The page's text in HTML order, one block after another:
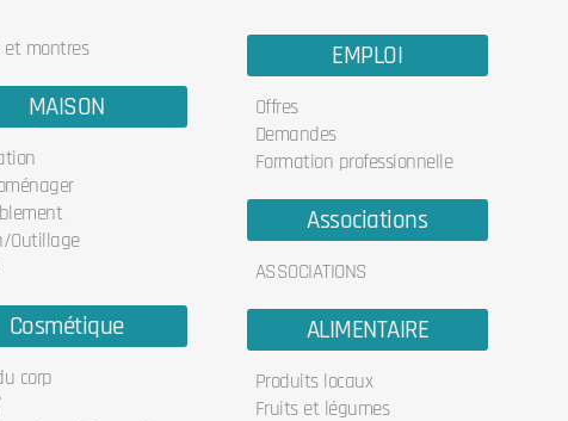
et montres
MAISON
Outillage
Cosmétique
corp
EMPLOI
Offres
Demandes
Formation professionnelle
Associations
ASSOCIATIONS
ALIMENTAIRE
Produits locaux
Fruits et légumes